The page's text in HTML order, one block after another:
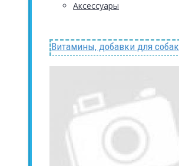
Аксессуары
Витамины, добавки для собак